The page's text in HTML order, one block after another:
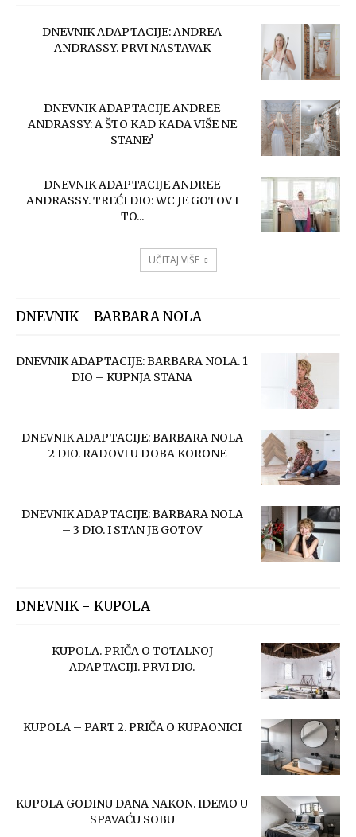
DNEVNIK ADAPTACIJE: ANDREA
ANDRASSY. PRVI NASTAVAK
DNEVNIK ADAPTACIJE ANDREE
ANDRASSY: A ŠTO KAD KADA VIŠE NE
STANE?
DNEVNIK ADAPTACIJE ANDREE
ANDRASSY. TREĆI DIO: WC JE GOTOV I
TO...
UČITAJ VIŠE
DNEVNIK - BARBARA NOLA
DNEVNIK ADAPTACIJE: BARBARA NOLA. 1
DIO – KUPNJA STANA
DNEVNIK ADAPTACIJE: BARBARA NOLA
– 2 DIO. RADOVI U DOBA KORONE
DNEVNIK ADAPTACIJE: BARBARA NOLA
– 3 DIO. I STAN JE GOTOV
DNEVNIK - KUPOLA
KUPOLA. PRIČA O TOTALNOJ
ADAPTACIJI. PRVI DIO.
KUPOLA – PART 2. PRIČA O KUPAONICI
KUPOLA GODINU DANA NAKON. IDEMO U
SPAVAĆU SOBU